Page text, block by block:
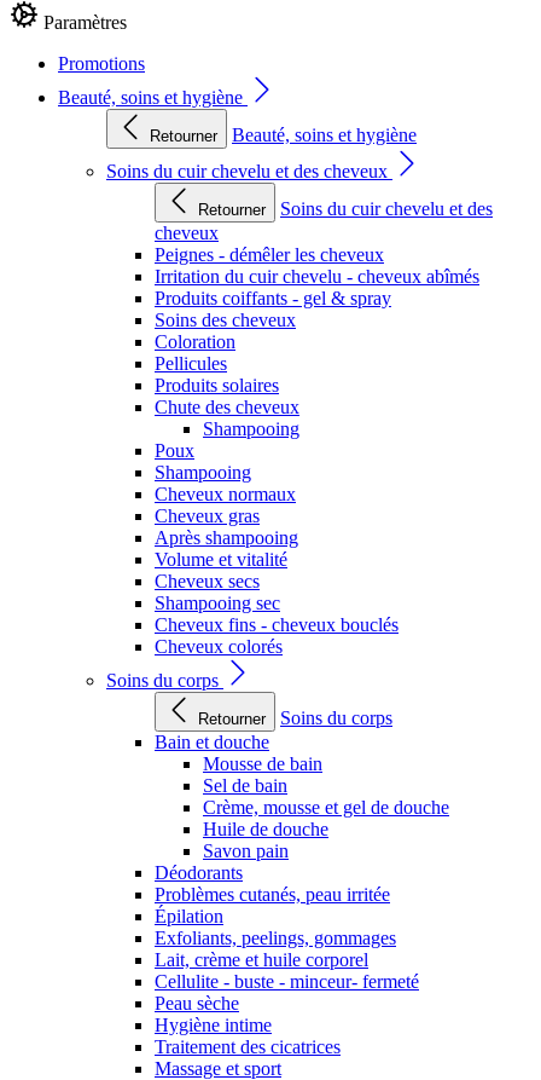
Paramètres
Promotions
Beauté, soins et hygiène
Retourner
Beauté, soins et hygiène
Soins du cuir chevelu et des cheveux
Retourner
Soins du cuir chevelu et des
cheveux
Peignes - démêler les cheveux
Irritation du cuir chevelu - cheveux abîmés
Produits coiffants - gel & spray
Soins des cheveux
Coloration
Pellicules
Produits solaires
Chute des cheveux
Shampooing
Poux
Shampooing
Cheveux normaux
Cheveux gras
Après shampooing
Volume et vitalité
Cheveux secs
Shampooing sec
Cheveux fins - cheveux bouclés
Cheveux colorés
Soins du corps
Retourner
Soins du corps
Bain et douche
Mousse de bain
Sel de bain
Crème, mousse et gel de douche
Huile de douche
Savon pain
Déodorants
Problèmes cutanés, peau irritée
Épilation
Exfoliants, peelings, gommages
Lait, crème et huile corporel
Cellulite - buste - minceur- fermeté
Peau sèche
Hygiène intime
Traitement des cicatrices
Massage et sport